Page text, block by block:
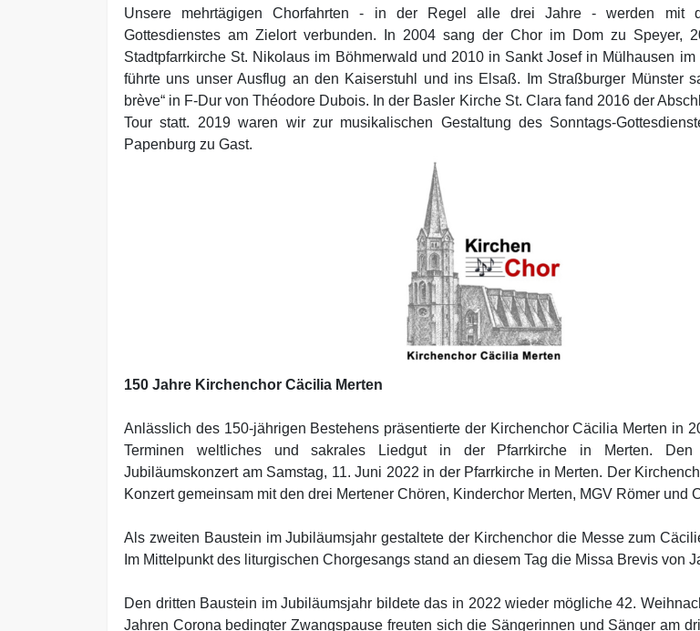
Unsere mehrtägigen Chorfahrten - in der Regel alle drei Jahre - werden mit
Gottesdienstes am Zielort verbunden. In 2004 sang der Chor im Dom zu Speyer,
Stadtpfarrkirche St. Nikolaus im Böhmerwald und 2010 in Sankt Josef in Mülhausen
führte uns unser Ausflug an den Kaiserstuhl und ins Elsaß. Im Straßburger Münster
brève“ in F-Dur von Théodore Dubois. In der Basler Kirche St. Clara fand 2016 der
Tour statt. 2019 waren wir zur musikalischen Gestaltung des Sonntags-
Papenburg zu Gast.
150 Jahre Kirchenchor Cäcilia Merten
Anlässlich des 150-jährigen Bestehens präsentierte der Kirchenchor Cäcilia Merten in
Terminen weltliches und sakrales Liedgut in der Pfarrkirche in Merten.
Jubiläumskonzert am Samstag, 11. Juni 2022 in der Pfarrkirche in Merten. Der
Konzert gemeinsam mit den drei Mertener Chören, Kinderchor Merten, MGV Römer und
Als zweiten Baustein im Jubiläumsjahr gestaltete der Kirchenchor die Messe zum
Im Mittelpunkt des liturgischen Chorgesangs stand an diesem Tag die Missa Brevis von
Den dritten Baustein im Jubiläumsjahr bildete das in 2022 wieder mögliche 42.
Jahren Corona bedingter Zwangspause freuten sich die Sängerinnen und Sänger am